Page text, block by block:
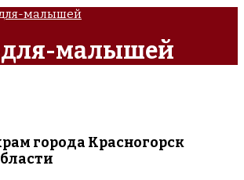
малышей
малышей
города Красногорск